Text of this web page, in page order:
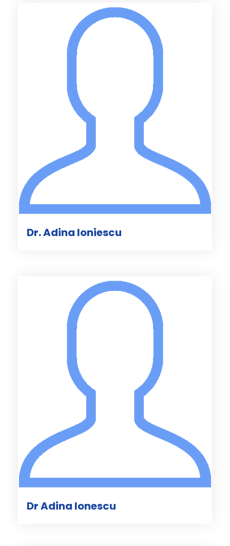
Dr. Adina Ioniescu
Dr Adina Ionescu